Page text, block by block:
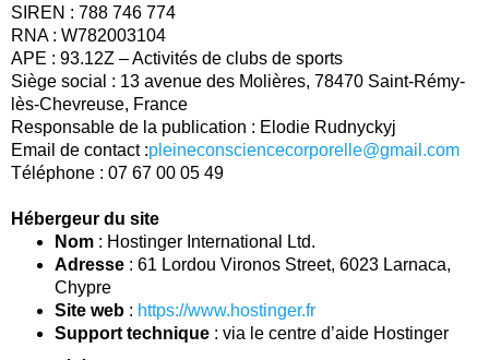
SIREN : 788 746 774
RNA : W782003104
APE : 93.12Z – Activités de clubs de sports
Siège social : 13 avenue des Molières, 78470 Saint-Rémy-
lès-Chevreuse, France
Responsable de la publication : Elodie Rudnyckyj
Email de contact :pleineconsciencecorporelle@gmail.com
Téléphone : 07 67 00 05 49
Hébergeur du site
Nom : Hostinger International Ltd.
Adresse : 61 Lordou Vironos Street, 6023 Larnaca,
Chypre
Site web : https://www.hostinger.fr
Support technique : via le centre d’aide Hostinger